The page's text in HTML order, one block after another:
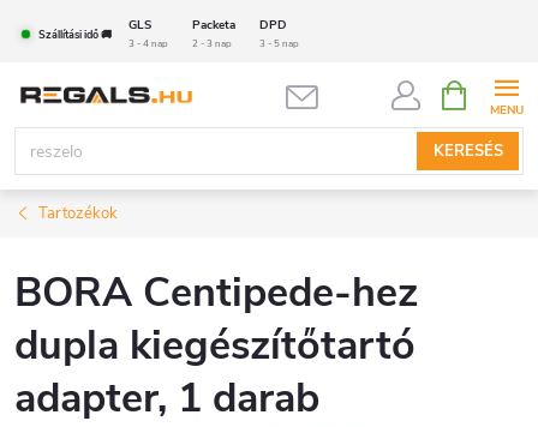
tartalomhoz
Szállítási idő 🚚
GLS Packeta DPD
3 - 4 nap 2 - 3 nap 3 - 5 nap
KERESÉS
KOSÁR
Tartozékok
BORA Centipede-hez
dupla kiegészítőtartó
adapter, 1 darab